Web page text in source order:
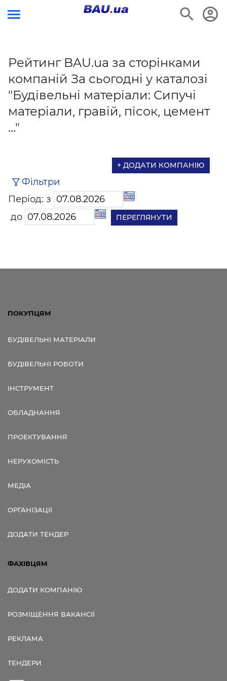
Рейтинг BAU.ua за сторінками
компаній За сьогодні у каталозі
"Будівельні матеріали: Сипучі
матеріали, гравій, пісок, цемент
..."
+ ДОДАТИ КОМПАНІЮ
Фільтри
Період: з
до
ПОКУПЦЯМ
БУДІВЕЛЬНІ МАТЕРІАЛИ
БУДІВЕЛЬНІ РОБОТИ
ІНСТРУМЕНТ
ОБЛАДНАННЯ
ПРОЕКТУВАННЯ
НЕРУХОМІСТЬ
МЕДІА
ОРГАНІЗАЦІЇ
ДОДАТИ ТЕНДЕР
ФАХІВЦЯМ
ДОДАТИ КОМПАНІЮ
РОЗМІЩЕННЯ ВАКАНСІЇ
РЕКЛАМА
ТЕНДЕРИ